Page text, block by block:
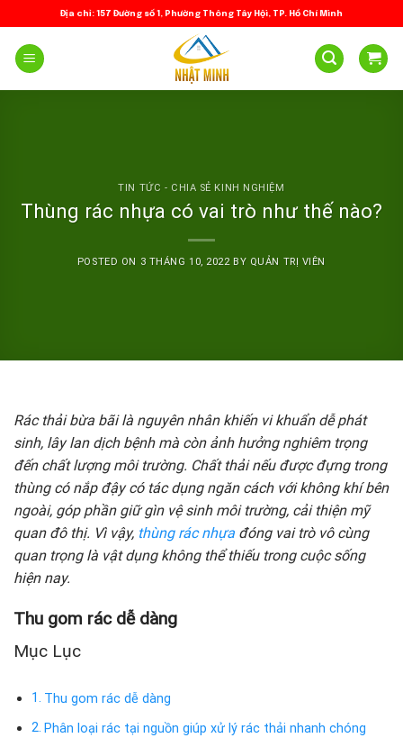
to
content
Địa chỉ: 157 Đường số 1, Phường Thông Tây Hội, TP. Hồ Chí Minh
TIN TỨC - CHIA SẺ KINH NGHIỆM
Thùng rác nhựa có vai trò như thế nào?
POSTED ON 3 THÁNG 10, 2022BY QUẢN TRỊ VIÊN
Rác thải bừa bãi là nguyên nhân khiến vi khuẩn dễ phát
sinh, lây lan dịch bệnh mà còn ảnh hưởng nghiêm trọng
đến chất lượng môi trường. Chất thải nếu được đựng trong
thùng có nắp đậy có tác dụng ngăn cách với không khí bên
ngoài, góp phần giữ gìn vệ sinh môi trường, cải thiện mỹ
quan đô thị. Vì vậy, thùng rác nhựa đóng vai trò vô cùng
quan trọng là vật dụng không thể thiếu trong cuộc sống
hiện nay.
Thu gom rác dễ dàng
Mục Lục
Thu gom rác dễ dàng
Phân loại rác tại nguồn giúp xử lý rác thải nhanh chóng